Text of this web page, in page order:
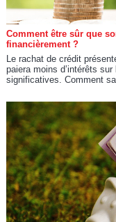
Comment être sûr que
financièrement ?
Le rachat de crédit
paiera moins d’intérêts
significatives. Comment